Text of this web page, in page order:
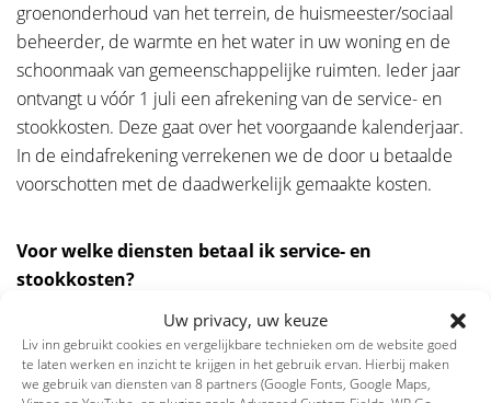
Uw privacy, uw keuze
Liv inn gebruikt cookies en vergelijkbare technieken om de website goed
te laten werken en inzicht te krijgen in het gebruik ervan. Hierbij maken
we gebruik van diensten van 8 partners (Google Fonts, Google Maps,
groenonderhoud van het terrein, de huismeester/sociaal
beheerder, de warmte en het water in uw woning en de
schoonmaak van gemeenschappelijke ruimten. Ieder jaar
ontvangt u vóór 1 juli een afrekening van de service- en
stookkosten. Deze gaat over het voorgaande kalenderjaar.
In de eindafrekening verrekenen we de door u betaalde
voorschotten met de daadwerkelijk gemaakte kosten.
Voor welke diensten betaal ik service- en
stookkosten?
In Liv inn Hilversum maakt u gebruik van verschillende
leveringen en diensten. Hiervoor brengen we service- en
stookkosten in rekening. Maandelijks betaalt u een